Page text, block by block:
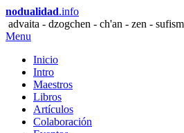
nodualidad.info
advaita - dzogchen - ch'an - zen -
Menu
Inicio
Intro
Maestros
Libros
Artículos
Colaboración